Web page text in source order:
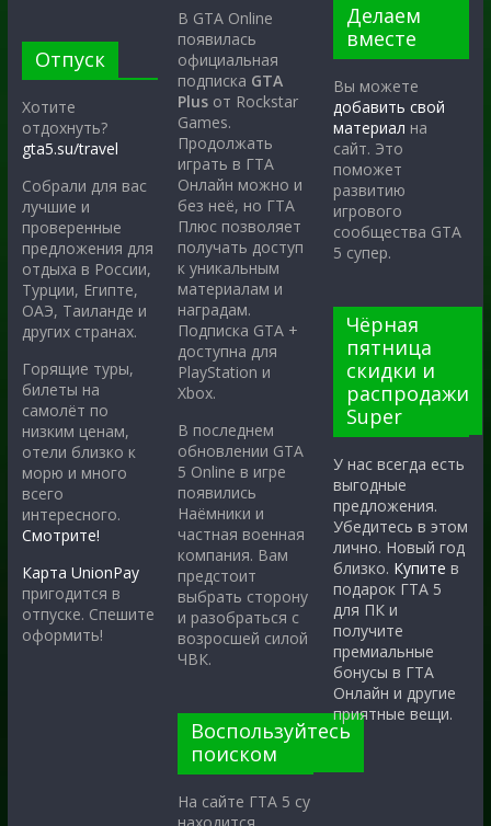
Отпуск
Хотите
отдохнуть?
gta5.su/travel
Собрали для вас
лучшие и
проверенные
предложения для
отдыха в России,
Турции, Египте,
ОАЭ, Таиланде и
других странах.
Горящие туры,
билеты на
самолёт по
низким ценам,
отели близко к
морю и много
всего
интересного.
Смотрите!
Карта UnionPay
пригодится в
отпуске. Спешите
оформить!
В GTA Online
появилась
официальная
подписка GTA
Plus от Rockstar
Games.
Продолжать
играть в ГТА
Онлайн можно и
без неё, но ГТА
Плюс позволяет
получать доступ
к уникальным
материалам и
наградам.
Подписка GTA +
доступна для
PlayStation и
Xbox.
В последнем
обновлении GTA
5 Online в игре
появились
Наёмники и
частная военная
компания. Вам
предстоит
выбрать сторону
и разобраться с
возросшей силой
ЧВК.
Воспользуйтесь
поиском
На сайте ГТА 5 су
Делаем
вместе
Вы можете
добавить свой
материал на
сайт. Это
поможет
развитию
игрового
сообщества GTA
5 супер.
Чёрная
пятница
скидки и
распродажи
Super
У нас всегда есть
выгодные
предложения.
Убедитесь в этом
лично. Новый год
близко. Купите в
подарок ГТА 5
для ПК и
получите
премиальные
бонусы в ГТА
Онлайн и другие
приятные вещи.